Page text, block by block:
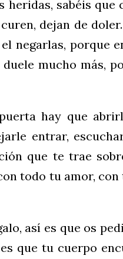
heridas, sabéis que
dejan de
negarlas, porque
mucho más,
hay que
entrar,
que te trae
todo tu amor,
así es que os
que tu cuerpo